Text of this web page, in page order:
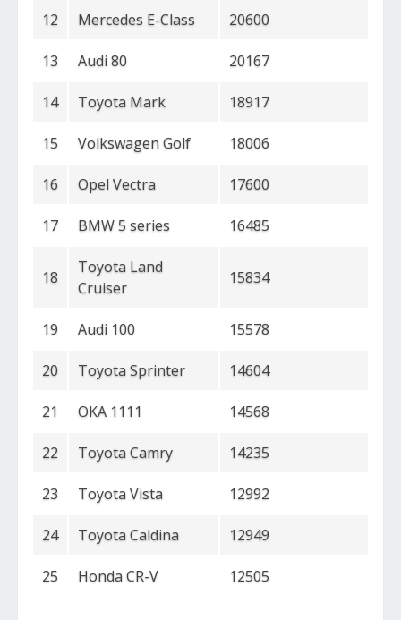
12 Mercedes E-Class 20600
13 Audi 80 20167
14 Toyota Mark 18917
15 Volkswagen Golf 18006
16 Opel Vectra 17600
17 BMW 5 series 16485
18
Toyota Land
Cruiser
15834
19 Audi 100 15578
20 Toyota Sprinter 14604
21 OKA 1111 14568
22 Toyota Camry 14235
23 Toyota Vista 12992
24 Toyota Caldina 12949
25 Honda CR-V 12505